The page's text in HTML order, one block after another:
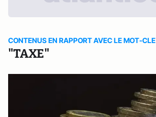
CONTENUS EN RAPPORT AVEC LE MOT-CLE
"TAXE"